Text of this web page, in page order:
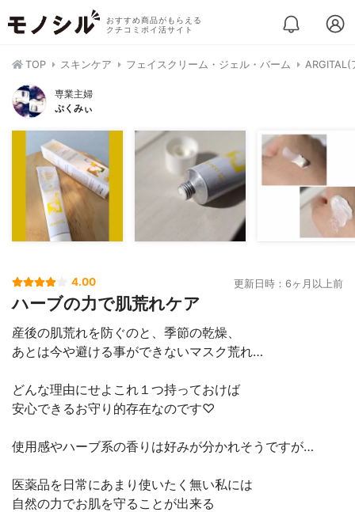
おすすめ商品がもらえる
クチコミポイ活サイト
TOP スキンケア フェイスクリーム・ジェル・バーム
専業主婦
ぷくみぃ
4.00 更新日時：6ヶ月以上前
ハーブの力で肌荒れケア
産後の肌荒れを防ぐのと、季節の乾燥、
あとは今や避ける事ができないマスク荒れ…
どんな理由にせよこれ１つ持っておけば
安心できるお守り的存在なのです♡
使用感やハーブ系の香りは好みが分かれそうですが…
医薬品を日常にあまり使いたく無い私には
自然の力でお肌を守ることが出来る